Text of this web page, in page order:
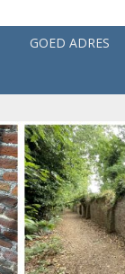
GOED ADRES